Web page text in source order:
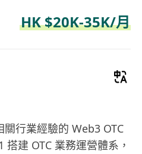
HK $20K-35K/月
行業經驗的 Web3 OTC
建 OTC 業務運營體系，